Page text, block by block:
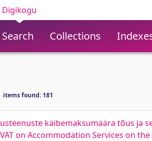
Digikogu
Search Collections
items found: 181
käibemaksumäära tõus ja
on Accommodation Services on